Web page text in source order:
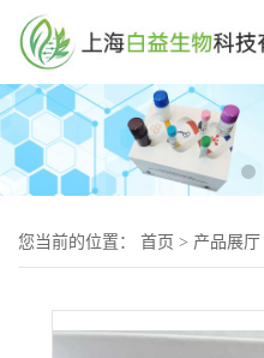
您当前的位置： 首页 > 产品展厅